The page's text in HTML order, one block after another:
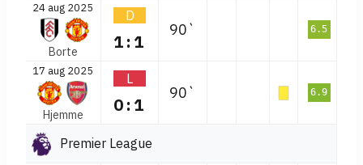
24 aug 2025
Borte
D
1:1
90` 6.5
17 aug 2025
Hjemme
L
0:1
90` 6.9
Premier League